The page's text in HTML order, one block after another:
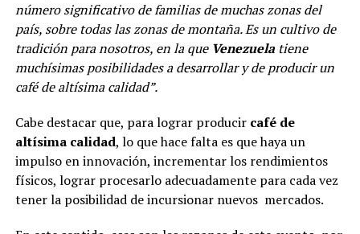
número significativo de familias de muchas zonas del
país, sobre todas las zonas de montaña. Es un cultivo de
tradición para nosotros, en la que Venezuelatiene
muchísimas posibilidades a desarrollar y de producir un
café de altísima calidad”.
Cabe destacar que, para lograr producir café de
altísima calidad, lo que hace falta es que haya un
impulso en innovación, incrementar los rendimientos
físicos, lograr procesarlo adecuadamente para cada vez
tener la posibilidad de incursionar nuevos mercados.